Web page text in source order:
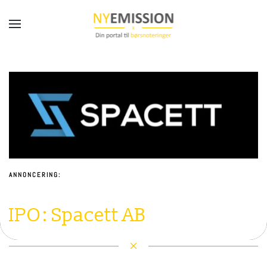
Gå til hovedindhold
ANNONCERING:
IPO:Spacett AB